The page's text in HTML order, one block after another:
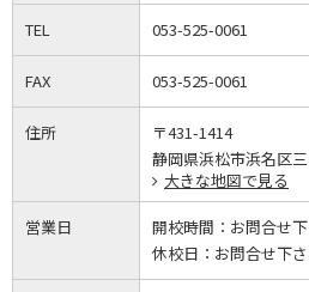
TEL 053-525-0061
FAX 053-525-0061
住所
〒431-1414
静岡県浜松市浜名区
大きな地図で見る
営業日 開校時間： お問合せ
休校日： お問合せ下